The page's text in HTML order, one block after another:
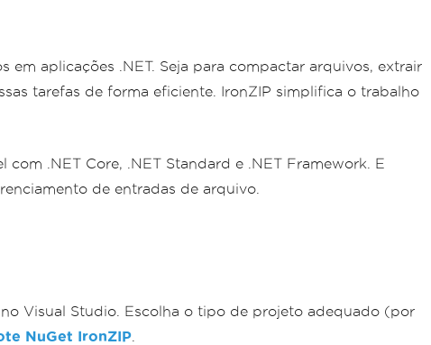
em aplicações .NET. Seja para compactar arquivos, extrair
tarefas de forma eficiente. IronZIP simplifica o trabalho
.NET Core, .NET Standard e .NET Framework. E
de entradas de arquivo.
Visual Studio. Escolha o tipo de projeto adequado (por
NuGet IronZIP